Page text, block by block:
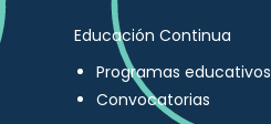
Educación Continua
Programas educativos
Convocatorias